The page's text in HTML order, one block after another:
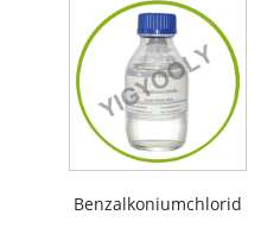
Benzalkoniumchlorid